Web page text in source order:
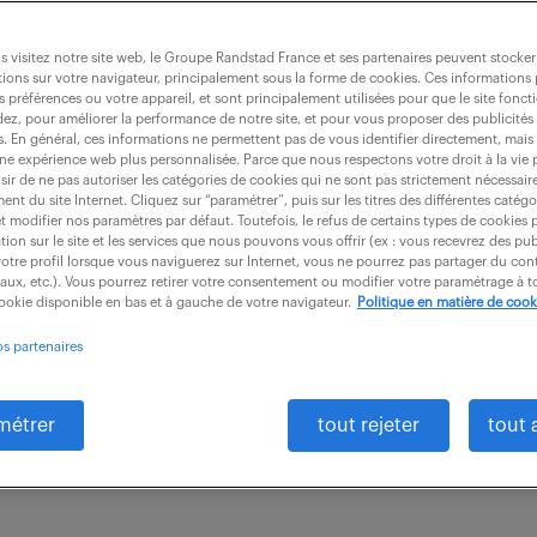
(f/h)
intérim 92 jour(s) 42 000 - 58 000 €
est à pourvoir dans le cadre d'une
Centre de Compétences Ingénierie Matériel, vous
visitez notre site web, le Groupe Randstad France et ses partenaires peuvent
sur votre navigateur, principalement sous la forme de cookies. Ces informations
préférences ou votre appareil, et sont principalement utilisées pour que le site
pour améliorer la performance de notre site, et pour vous proposer des publicités
En général, ces informations ne permettent pas de vous identifier directement,
expérience web plus personnalisée. Parce que nous respectons votre droit à la vie
de ne pas autoriser les catégories de cookies qui ne sont pas strictement
du site Internet. Cliquez sur “paramétrer”, puis sur les titres des différentes
modifier nos paramètres par défaut. Toutefois, le refus de certains types de cookies
sur le site et les services que nous pouvons vous offrir (ex : vous recevrez des
profil lorsque vous naviguerez sur Internet, vous ne pourrez pas partager du
etc.). Vous pourrez retirer votre consentement ou modifier votre paramétrage à
disponible en bas et à gauche de votre navigateur.
Politique en matière de
partenaires
tout rejeter tout